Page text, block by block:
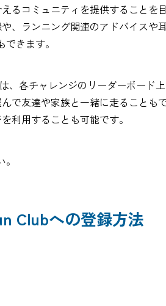
るコミュニティを提供することを
、ランニング関連のアドバイスや
きます。
、各チャレンジのリーダーボード
で友達や家族と一緒に走ることも
利用することも可能です。
Clubへの登録方法